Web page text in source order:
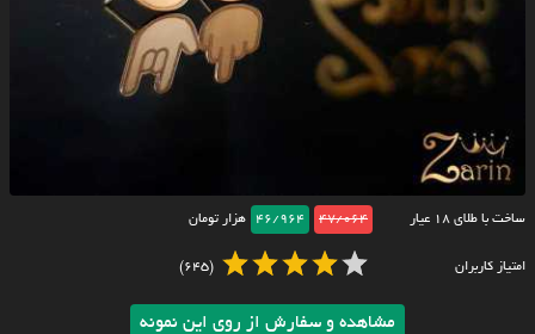
ساخت با طلای ۱۸ عیار 47/064
46/964 هزار تومان
امتیاز کاربران (645)
مشاهده و سفارش از روی این نمونه